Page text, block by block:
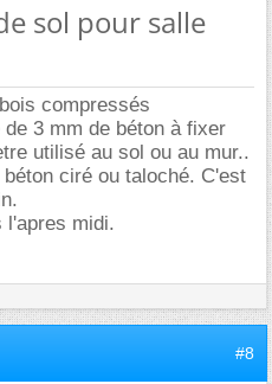
sol pour salle
compressés
3 mm de béton à fixer
utilisé au sol ou au mur..
ciré ou taloché. C'est
l'apres midi.
#8